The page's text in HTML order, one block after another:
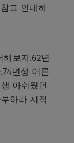
고 인내하
보자.62년
년생 어른
아쉬웠던
하라 지적